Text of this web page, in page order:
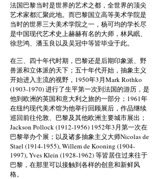
法国巴黎当时是世界的艺术之都，全世界的顶尖
艺术家都汇聚此地。而巴黎国立高等美术学院是
当时的世界三大美术学院之一，杨可均的学长尽
是中国现代艺术史上赫赫有名的大师，林风眠、
徐悲鸿、潘玉良以及吴冠中等皆毕业于此。
在三、四十年代时期，巴黎还是后期印象派、野
兽派和立体派的天下；五十年代开始，抽象主义
开始进入主流的视野，1950年3月Mark Rothko
(1903-1970)进行了生平第一次到法国的游历，是
他到欧洲的英国和意大利之旅的一部分；1961年
在纽约现代美术馆为他举行回顾展后，作品继续
巡回前往伦敦、巴黎及其他欧洲主要城市展出；
Jackson Pollock(1912-1956) 1952年3月第一次在
巴黎举办个展；以及诸多抽象主义大师Nicolas de
Stael (1914-1955), Willem de Kooning (1904-
1997), Yves Klein (1928-1962)等皆居住过来往于
巴黎，在那里可以接触到各样的创意和新鲜风
格。